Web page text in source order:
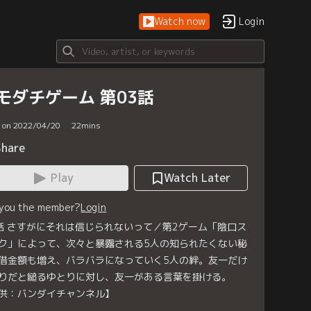
Watch now Login
ダチゲーム 第03話
2022/04/20 22mins
Play
Watch Later
the member?Login
さすがにそれは信じられないって／第2ゲーム「陰口ス
」によって、次々と暴露される5人の知られたくない秘
金額も増え、バラバラになっていく5人の絆。友一だけ
だと縋るゆとりに対し、友一がある言葉を掛ける。
：バンダイチャンネル】